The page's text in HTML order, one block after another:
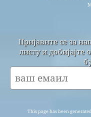
Пријавите се за
листу и
This page has been